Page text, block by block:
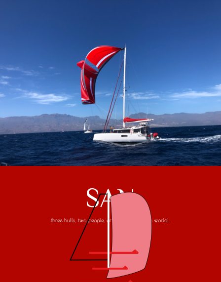
SAN
three hulls, two people, one trip around the world...